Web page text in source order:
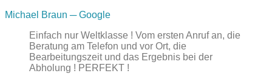
Michael Braun ─ Google
Einfach nur Weltklasse ! Vom ersten Anruf an, die
Beratung am Telefon und vor Ort, die
Bearbeitungszeit und das Ergebnis bei der
Abholung ! PERFEKT !